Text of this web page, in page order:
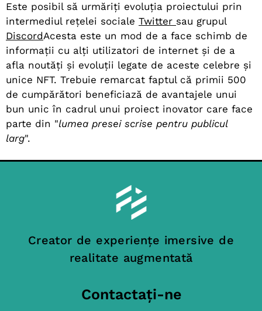
Este posibil să urmăriți evoluția proiectului prin
intermediul rețelei sociale Twitter sau grupul
DiscordAcesta este un mod de a face schimb de
informații cu alți utilizatori de internet și de a
afla noutăți și evoluții legate de aceste celebre și
unice NFT. Trebuie remarcat faptul că primii 500
de cumpărători beneficiază de avantajele unui
bun unic în cadrul unui proiect inovator care face
parte din "lumea presei scrise pentru publicul
larg".
Creator de experiențe imersive de
realitate augmentată
Contactați-ne